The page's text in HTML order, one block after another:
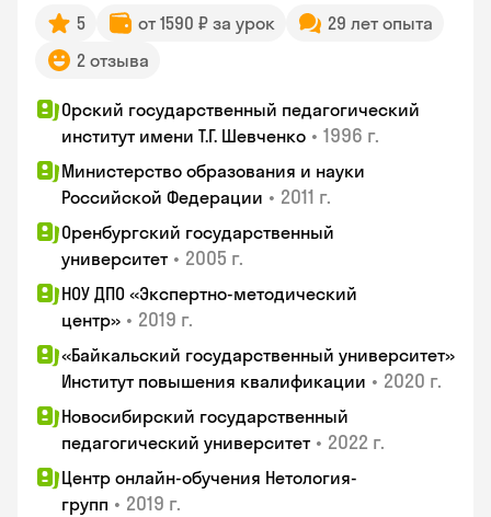
5 от 1590 ₽ за урок
29 лет опыта
2 отзыва
Орский государственный педагогический
институт имени Т.Г. Шевченко • 1996 г.
Министерство образования и науки
Российской Федерации • 2011 г.
Оренбургский государственный
университет • 2005 г.
НОУ ДПО «Экспертно-методический
центр» • 2019 г.
«Байкальский государственный университет»
Институт повышения квалификации • 2020 г.
Новосибирский государственный
педагогический университет • 2022 г.
Центр онлайн-обучения Нетология-
групп • 2019 г.